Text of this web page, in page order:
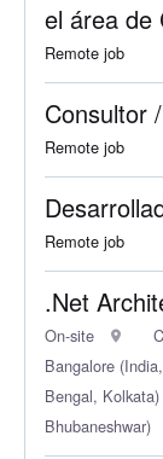
el área de
Remote job
Consultor
Remote job
Remote job
.Net
On-site
Bangalore
Bengal, Kolkata)
Bhubaneshwar)